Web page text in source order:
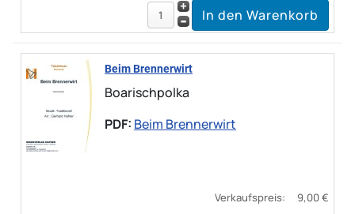
Beim Brennerwirt
Boarischpolka
PDF: Beim Brennerwirt
Verkaufspreis: 9,00 €